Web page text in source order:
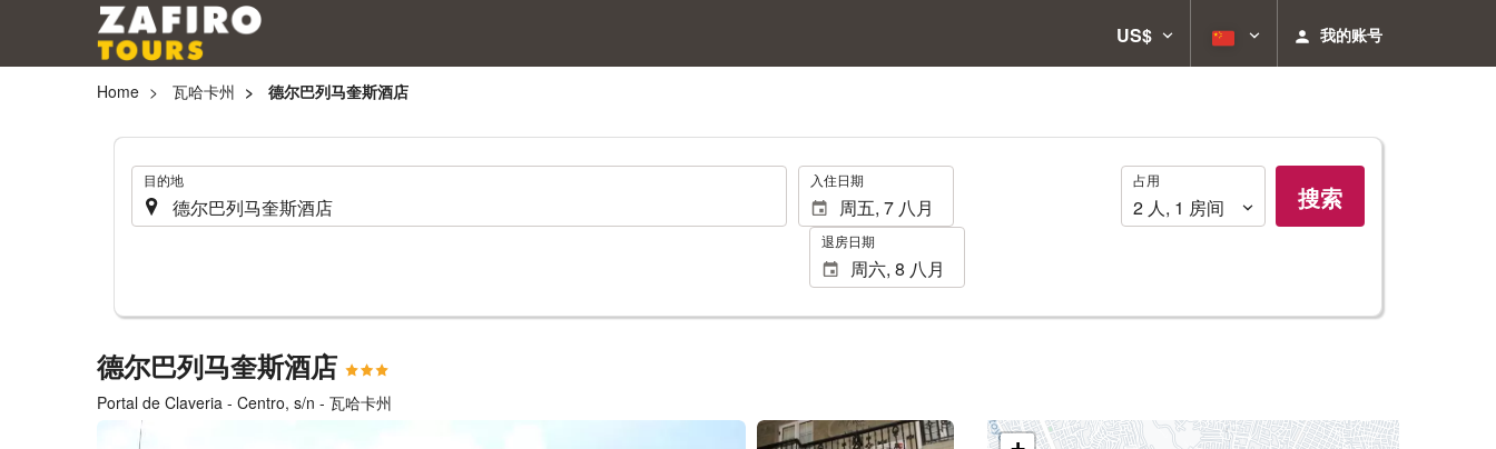
US$ 我的账号
Home 瓦哈卡州 德尔巴列马奎斯酒店
. 目的地 . 入住日期
退房日期
占
用
占用
2 人, 1 房间 搜索
德尔巴列马奎斯酒店
Portal de Claveria - Centro, s/n - 瓦哈卡州
查看11张照片